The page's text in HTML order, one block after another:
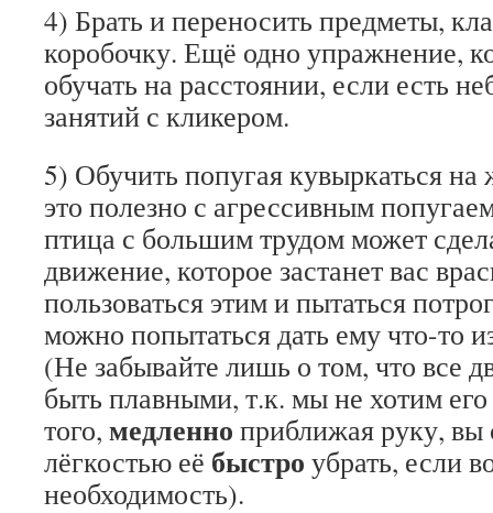
4) Брать и переносить предметы,
коробочку. Ещё одно упражнение,
обучать на расстоянии, если есть
занятий с кликером.
5) Обучить попугая кувыркаться
это полезно с агрессивным
птица с большим трудом может
движение, которое застанет вас
пользоваться этим и пытаться
можно попытаться дать ему что-то
(Не забывайте лишь о том, что все
быть плавными, т.к. мы не хотим
того, медленно приближая руку,
лёгкостью её быстро убрать, если
необходимость).